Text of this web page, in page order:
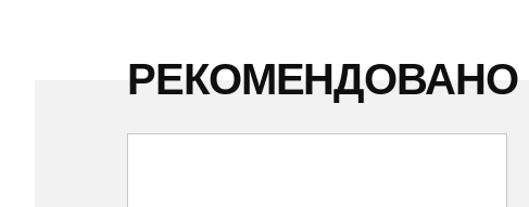
РЕКОМЕНДОВАНО